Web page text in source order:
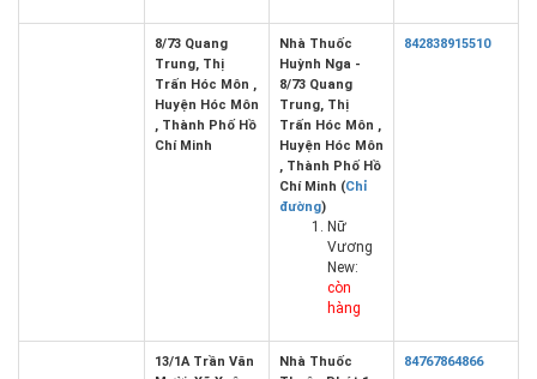
8/73 Quang
Trung, Thị
Trấn Hóc Môn ,
Huyện Hóc Môn
, Thành Phố Hồ
Chí Minh
Nhà Thuốc
Huỳnh Nga -
8/73 Quang
Trung, Thị
Trấn Hóc Môn ,
Huyện Hóc Môn
, Thành Phố Hồ
Chí Minh (Chỉ
đường)
Nữ
Vương
New:
còn
hàng
842838915510
13/1A Trần Văn
Nhà Thuốc
84767864866